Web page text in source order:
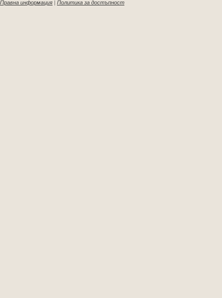
Правна информация | Политика за достъпност